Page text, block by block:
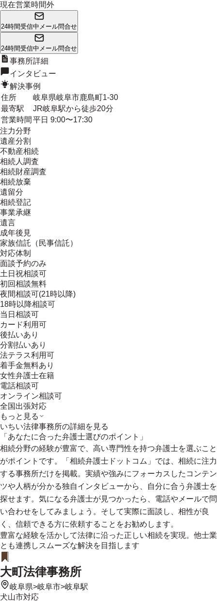
現在営業時間外
24時間受信中 メール問合せ
24時間受信中 メール問合せ
事務所詳細
インタビュー
解決事例
住所
岐阜県岐阜市鹿島町1-30
最寄駅
JR岐阜駅から徒歩20分
営業時間 平日 9:00〜17:30
注力分野
遺産分割
不動産相続
相続人調査
相続財産調査
相続放棄
遺留分
相続登記
事業承継
遺言
成年後見
家族信託（民事信託）
対応体制
面談予約のみ
土日祝相談可
初回相談無料
夜間相談可(21時以降)
18時以降相談可
当日相談可
カード利用可
後払いあり
分割払いあり
法テラス利用可
着手金無料あり
女性弁護士在籍
電話相談可
オンライン相談可
全国出張対応
もっと見る
いちい法律事務所の詳細を見る
「あなたに合った弁護士選びのポイント」
相続分野の経験が豊富で、高い専門性を持つ弁護士を選ぶこと
がポイントです。「相続弁護士ドットコム」では、相続に注力
する事務所だけを掲載。実績や強みにフォーカスしたコンテン
ツや人柄が分かる独自インタビューから、自分に合う弁護士を
探せます。気になる弁護士が見つかったら、電話やメールで問
い合わせをしてみましょう。そして実際に面談し、相性が良
く、信頼できる方に依頼することをお勧めします。
豊富な経験を活かして法律に沿った正しい相続を実現。他士業
とも連携しスムーズな解決を目指します
大町法律事務所
岐阜県>岐阜市>岐阜駅
犬山市対応